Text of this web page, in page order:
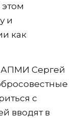
и
как
Сергей
с
вводят в